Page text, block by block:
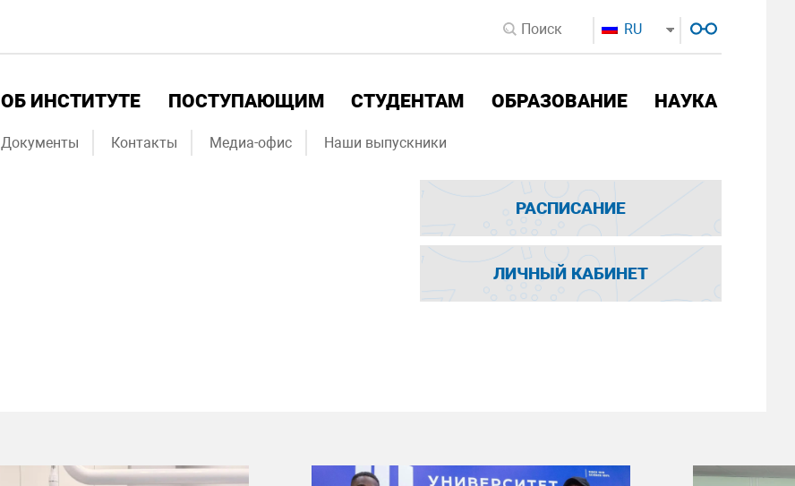
RU
ОБ ИНСТИТУТЕ ПОСТУПАЮЩИМ СТУДЕНТАМ ОБРАЗОВАНИЕ НАУКА
Документы Контакты Медиа-офис Наши выпускники
РАСПИСАНИЕ
ЛИЧНЫЙ КАБИНЕТ